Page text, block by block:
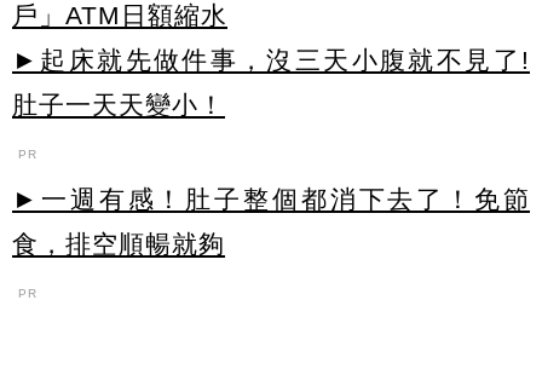
戶」ATM日額縮水
►起床就先做件事，沒三天小腹就不見了!
肚子一天天變小！
PR
►一週有感！肚子整個都消下去了！免節
食，排空順暢就夠
PR